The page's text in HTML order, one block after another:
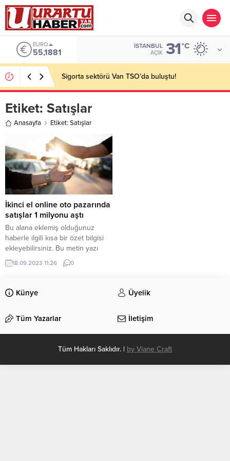
EURO
55,1881
İSTANBUL
AÇIK 31°C
Sigorta sektörü Van TSO’da buluştu!
Etiket: Satışlar
Anasayfa Etiket: Satışlar
İkinci el online oto pazarında
satışlar 1 milyonu aştı
Bu alana eklemiş olduğunuz
haberle ilgili kısa bir özet bilgisi
ekleyebilirsiniz. Bu metin yazı
düzenleme sayfasında “Özet”
bölümünden eklenebilir. Özet
olarak bu şekilde gösterilir,
eklenmemişse bu alan boş kalır.
18.09.2023 11:26 0
Künye Üyelik
Tüm Yazarlar İletişim
Tüm Hakları Saklıdır. | by Viane Craft